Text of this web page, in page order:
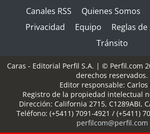
Canales RSS Quienes Somos
Privacidad
Equipo
Reglas
Tránsito
Caras - Editorial Perfil S.A. | © Perfil.com
derechos reservados.
Editor responsable: Carlos
Registro de la propiedad intelectual
Dirección: California 2715, C1289ABI,
Teléfono: (+5411) 7091-4921 / (+5411)
perfilcom@perfil.com